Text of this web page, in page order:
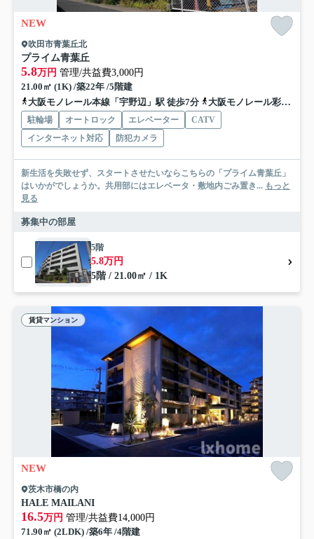
NEW
吹田市青葉丘北
プライム青葉丘
5.8万円 管理/共益費3,000円
21.00㎡ (1K) /築22年 /5階建
大阪モノレール本線「宇野辺」駅 徒歩7分
大阪モノレール彩都「公園東口」駅 徒歩16分
駐輪場 オートロック エレベーター
CATV
インターネット対応
防犯カメラ
新生活を失敗せず、スタートさせたいならこちらの「プライム青葉丘」
はいかがでしょうか。共用部にはエレベータ・敷地内ごみ置き... もっと
見る
募集中の部屋
5階
5.8万円
5階 / 21.00㎡ / 1K
賃貸マンション
NEW
茨木市橋の内
HALE MAILANI
16.5万円 管理/共益費14,000円
71.90㎡ (2LDK) /築6年 /4階建